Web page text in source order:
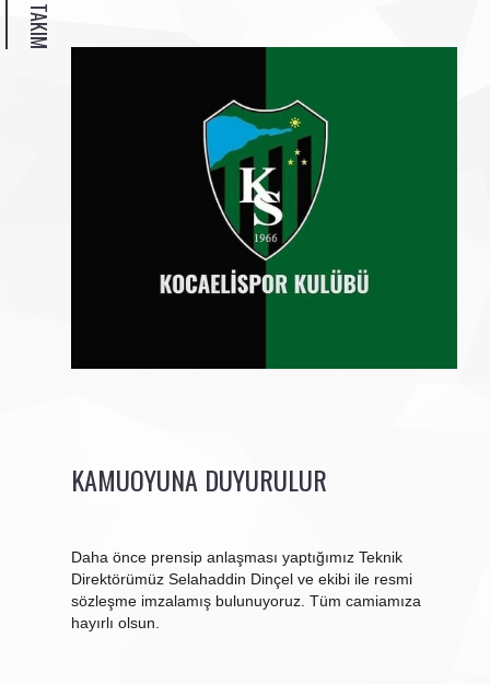
A TAKIM
KAMUOYUNA DUYURULUR
Daha önce prensip anlaşması yaptığımız Teknik
Direktörümüz Selahaddin Dinçel ve ekibi ile resmi
sözleşme imzalamış bulunuyoruz. Tüm camiamıza
hayırlı olsun.